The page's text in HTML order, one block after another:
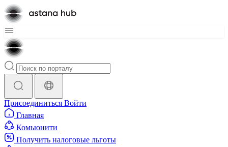
Присоединиться Войти
Главная
Комьюнити
Получить налоговые льготы